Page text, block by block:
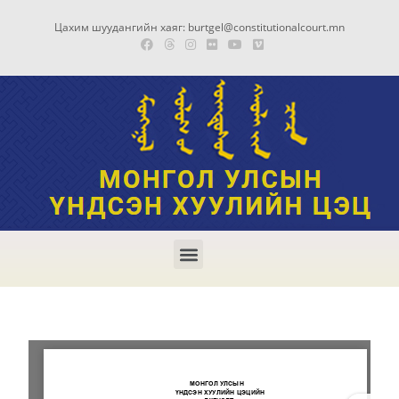
Цахим шуудангийн хаяг: burtgel@constitutionalcourt.mn